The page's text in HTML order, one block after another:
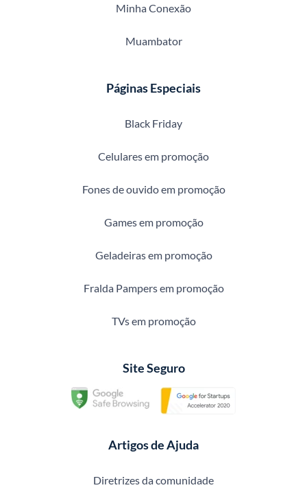
Minha Conexão
Muambator
Páginas Especiais
Black Friday
Celulares em promoção
Fones de ouvido em promoção
Games em promoção
Geladeiras em promoção
Fralda Pampers em promoção
TVs em promoção
Site Seguro
Artigos de Ajuda
Diretrizes da comunidade